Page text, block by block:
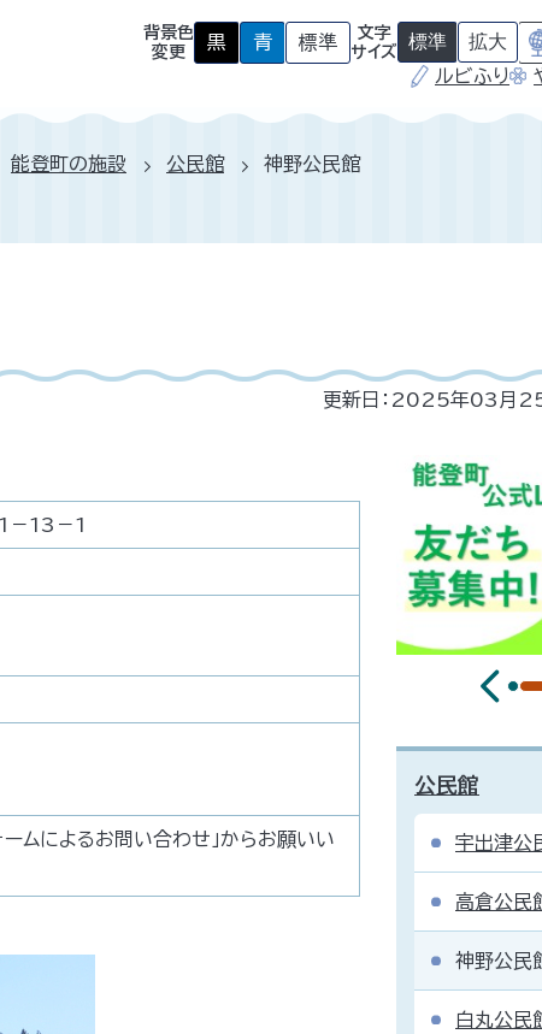
背景色
変更
黒
背
景
に
青
背
景
青
に
標準
背
景
戻
文字
サイズ
標準
（
期
拡大
（
期
ルビふり
能登町の施設 公民館
神野公民館
更新日：2025年03月
13－1
ムによるお問い合わせ」からお願いい
公民館
宇出津公
高倉公民
神野公民
白丸公民